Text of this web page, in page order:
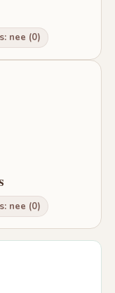
nee (0)
nee (0)